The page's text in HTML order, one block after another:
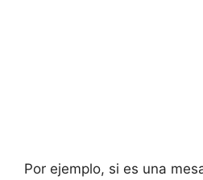
Por ejemplo, si es una